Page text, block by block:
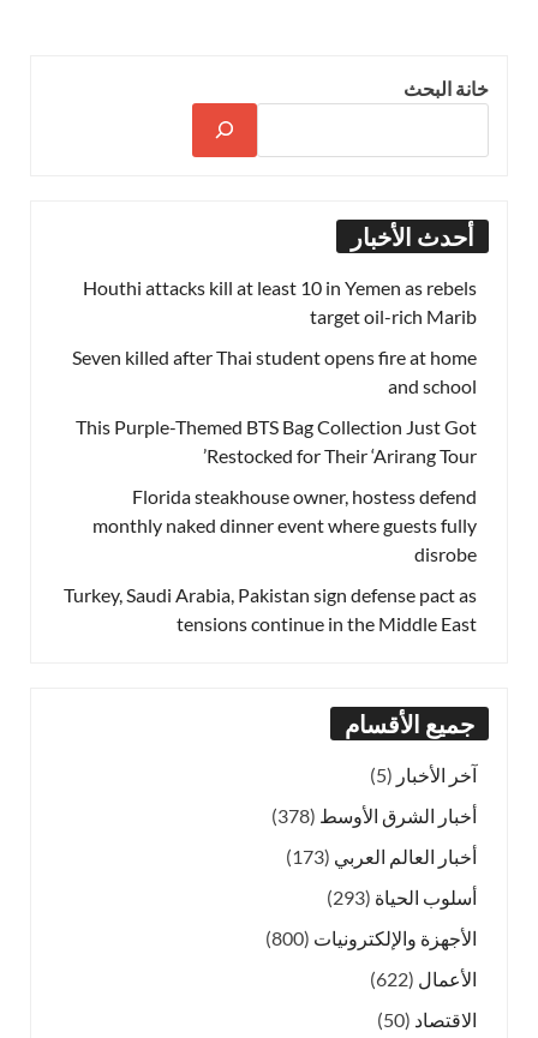
خانة البحث
أحدث الأخبار
Houthi attacks kill at least 10 in Yemen as rebels
target oil-rich Marib
Seven killed after Thai student opens fire at home
and school
This Purple-Themed BTS Bag Collection Just Got
Restocked for Their ‘Arirang Tour’
Florida steakhouse owner, hostess defend
monthly naked dinner event where guests fully
disrobe
Turkey, Saudi Arabia, Pakistan sign defense pact as
tensions continue in the Middle East
جميع الأقسام
آخر الأخبار (5)
أخبار الشرق الأوسط (378)
أخبار العالم العربي (173)
أسلوب الحياة (293)
الأجهزة والإلكترونيات (800)
الأعمال (622)
الاقتصاد (50)